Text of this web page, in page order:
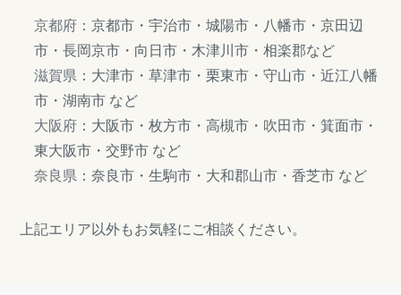
京都府 ：京都市・宇治市・城陽市・八幡市・京田辺
市・長岡京市・向日市・木津川市・相楽郡など
滋賀県 ：大津市・草津市・栗東市・守山市・近江八幡
市・湖南市 など
大阪府 ：大阪市・枚方市・高槻市・吹田市・箕面市・
東大阪市・交野市 など
奈良県 ：奈良市・生駒市・大和郡山市・香芝市 など
上記エリア以外もお気軽にご相談ください。